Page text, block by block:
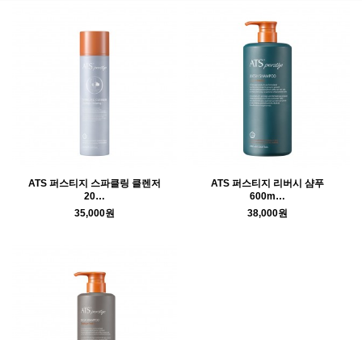
ATS 퍼스티지 스파클링 클렌저
20…
35,000원
ATS 퍼스티지 리버시 샴푸
600m…
38,000원